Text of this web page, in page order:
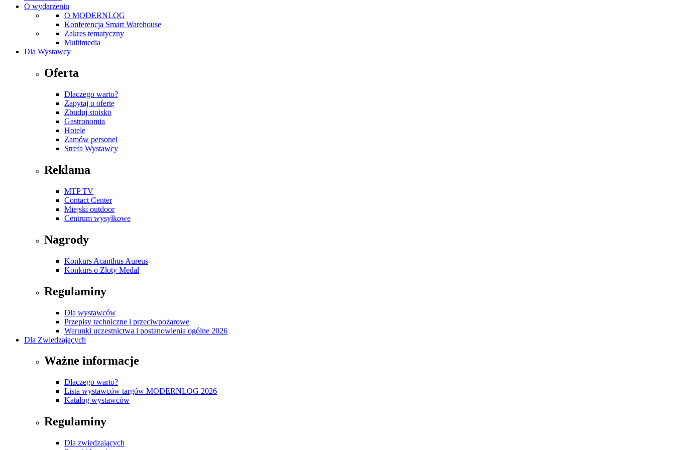
O wydarzeniu
O MODERNLOG
Konferencja Smart Warehouse
Zakres tematyczny
Multimedia
Dla Wystawcy
Oferta
Dlaczego warto?
Zapytaj o ofertę
Zbuduj stoisko
Gastronomia
Hotele
Zamów personel
Strefa Wystawcy
Reklama
MTP TV
Contact Center
Miejski outdoor
Centrum wysyłkowe
Nagrody
Konkurs Acanthus Aureus
Konkurs o Złoty Medal
Regulaminy
Dla wystawców
Przepisy techniczne i przeciwpożarowe
Warunki uczestnictwa i postanowienia ogólne 2026
Dla Zwiedzających
Ważne informacje
Dlaczego warto?
Lista wystawców targów MODERNLOG 2026
Katalog wystawców
Regulaminy
Dla zwiedzających